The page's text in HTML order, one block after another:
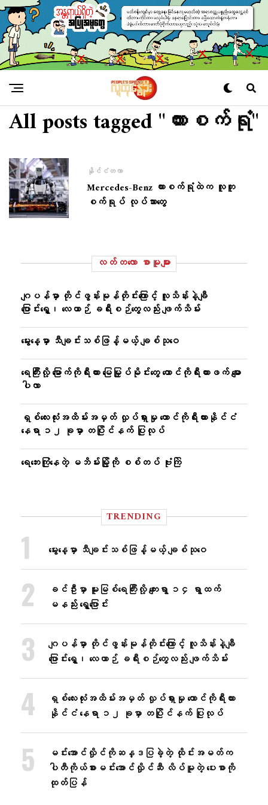
All posts tagged "ကားစက်ရုံ"
နိုင်ငံတကာ
Mercedes-Benz ကားစက်ရုံထဲက လူတူ
စက်ရုပ် လုပ်သားတွေ
လတ်တ‌လော စာမူများ
ဂျပန်မှာ တိုင်ဖွန်းမုန်တိုင်းကြောင့် လူသိန်းနဲ့ချီ
ပြောင်းရွှေ့၊ လေယာဉ် ခရီးစဉ်တွေလည်း ဖျက်သိမ်း
မွေးနေ့မှာ သီချင်းသစ်ဖြန့်မယ့် ချစ်သုဝေ
ရေကြီးလို့ မြောက်ကိုရီးယား မြေမြှုပ်မိုင်းတွေ တောင်ကိုရီးယားဖက် မျော
ပါလာ
ရှစ်လေးလုံးအထိမ်းအမှတ် လှုပ်ရှားမှု တောင်ကိုရီးယားနိုင်ငံ
နေရာ ၁၂ ခုမှာ တပြိုင်နက် ပြုလုပ်
ရေဘေးကြုံနေတဲ့ မဘိမ်းမြို့ကို စစ်တပ် ဗုံးကြဲ
TRENDING
မွေးနေ့မှာ သီချင်းသစ်ဖြန့်မယ့် ချစ်သုဝေ
ခင်ဦးမှာ မူးမြစ်ရေကြီးလို့ ကျေးရွာ ၁၄ ရွာထက်
မနည်း ရွှေ့ပြောင်း
ဂျပန်မှာ တိုင်ဖွန်းမုန်တိုင်းကြောင့် လူသိန်းနဲ့ချီ
ပြောင်းရွှေ့၊ လေယာဉ် ခရီးစဉ်တွေလည်း ဖျက်သိမ်း
ရှစ်လေးလုံးအထိမ်းအမှတ် လှုပ်ရှားမှု တောင်ကိုရီးယား
နိုင်ငံ နေရာ ၁၂ ခုမှာ တပြိုင်နက် ပြုလုပ်
မင်းအောင်လှိုင်ကိုဆန္ဒပြခဲ့တဲ့ ထိုင်းအမတ်က
ပါတီကိုယ်စားမင်းအောင်လှိုင်ဆီ လိပ်မူတဲ့ ပေးစာကို
ထုတ်ပြန်